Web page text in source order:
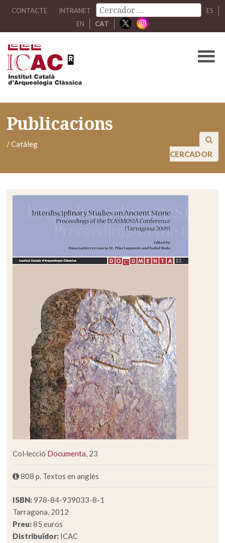
CONTACTE INTRANET
ES
EN
CAT
Publicacions
/Catàleg
CERCADOR
Col·lecció Documenta, 23
808 p. Textos en anglès
ISBN:978-84-939033-8-1
Tarragona, 2012
Preu:85 euros
Distribuïdor: ICAC